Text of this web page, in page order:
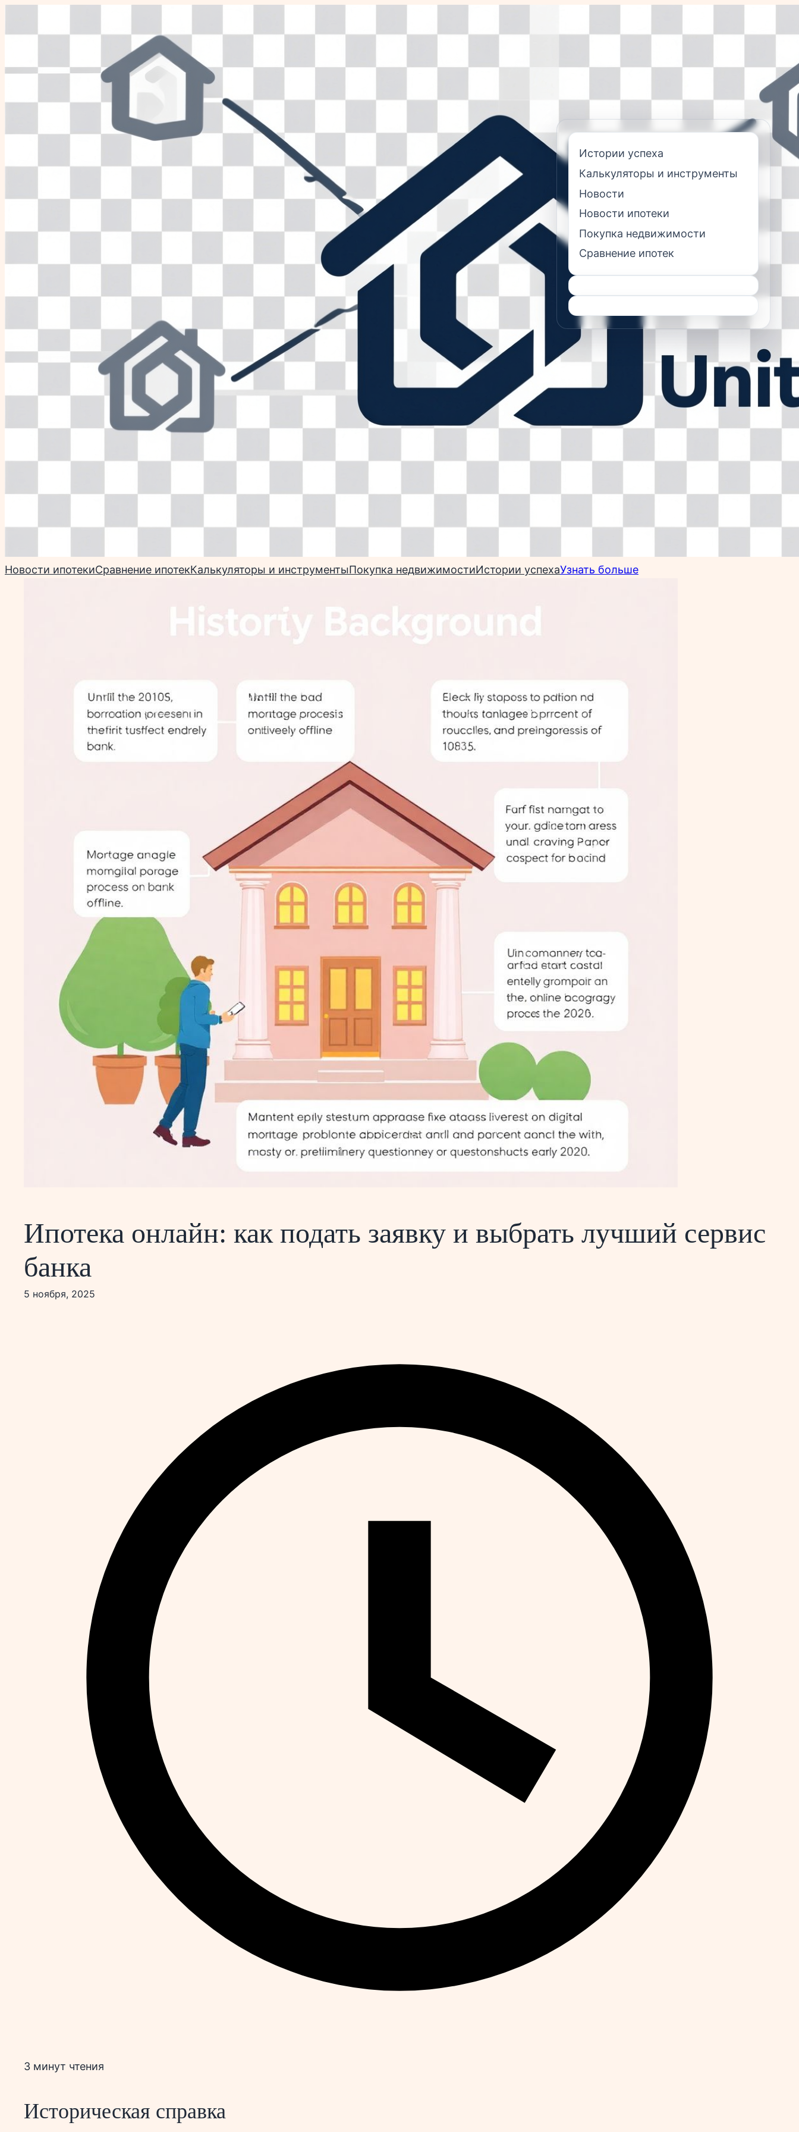
Новости ипотекиСравнение ипотекКалькуляторы и инструментыПокупка недвижимостиИстории успехаУзнать больше
Ипотека онлайн: как подать заявку и выбрать лучший сервис
банка
5 ноября, 2025
3 минут чтения
Историческая справка
Истории успеха
Калькуляторы и инструменты
Новости
Новости ипотеки
Покупка недвижимости
Сравнение ипотек